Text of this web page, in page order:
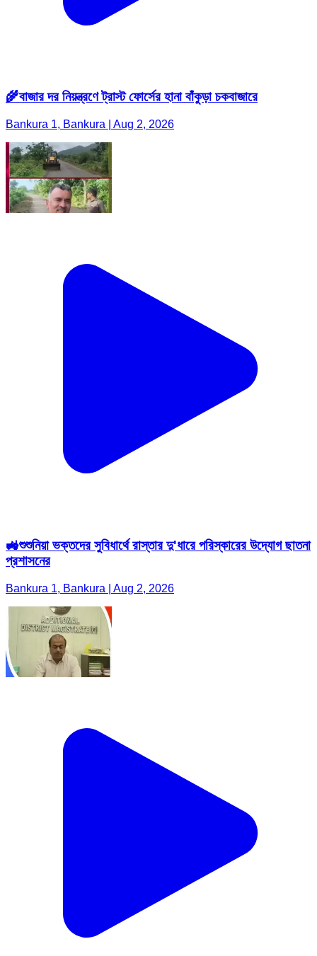
🌾বাজার দর নিয়ন্ত্রণে ট্রাস্ট ফোর্সের হানা বাঁকুড়া চকবাজারে
Bankura 1, Bankura | Aug 2, 2026
🚜শুশুনিয়া ভক্তদের সুবিধার্থে রাস্তার দু'ধারে পরিস্কারের উদ্যোগ ছাতনা
প্রশাসনের
Bankura 1, Bankura | Aug 2, 2026